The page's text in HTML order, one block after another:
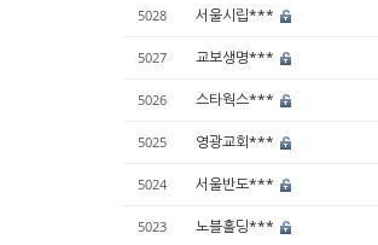
5028 서울시립***
5027 교보생명***
5026 스타웍스***
5025 영광교회***
5024 서울반도***
5023 노블홀딩***